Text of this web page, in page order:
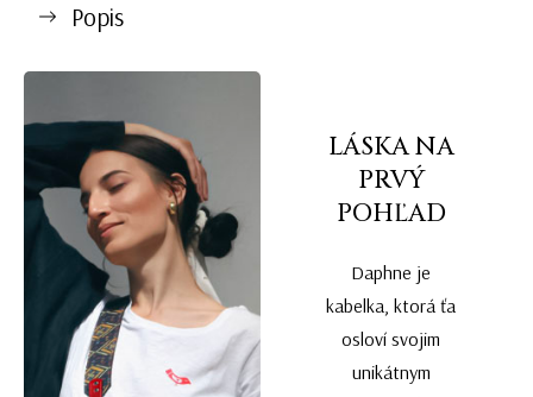
Popis
LÁSKA NA
PRVÝ
POHĽAD
Daphne je
kabelka, ktorá ťa
osloví svojim
unikátnym